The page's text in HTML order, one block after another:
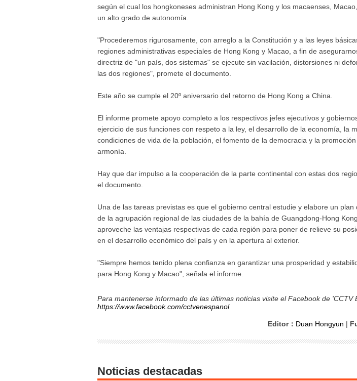
según el cual los hongkoneses administran Hong Kong y los macaenses,
un alto grado de autonomía.
"Procederemos rigurosamente, con arreglo a la Constitución y a las leyes
regiones administrativas especiales de Hong Kong y Macao, a fin de
directriz de "un país, dos sistemas" se ejecute sin vacilación, distorsiones ni
las dos regiones", promete el documento.
Este año se cumple el 20º aniversario del retorno de Hong Kong a China.
El informe promete apoyo completo a los respectivos jefes ejecutivos y
ejercicio de sus funciones con respeto a la ley, el desarrollo de la economía, la
condiciones de vida de la población, el fomento de la democracia y la
armonía.
Hay que dar impulso a la cooperación de la parte continental con estas dos
el documento.
Una de las tareas previstas es que el gobierno central estudie y elabore un plan
de la agrupación regional de las ciudades de la bahía de Guangdong-Hong
aproveche las ventajas respectivas de cada región para poner de relieve su
en el desarrollo económico del país y en la apertura al exterior.
"Siempre hemos tenido plena confianza en garantizar una prosperidad y
para Hong Kong y Macao", señala el informe.
Para mantenerse informado de las últimas noticias visite el Facebook de 'CCTV
https://www.facebook.com/cctvenespanol
Editor： Duan Hongyun |
Noticias destacadas